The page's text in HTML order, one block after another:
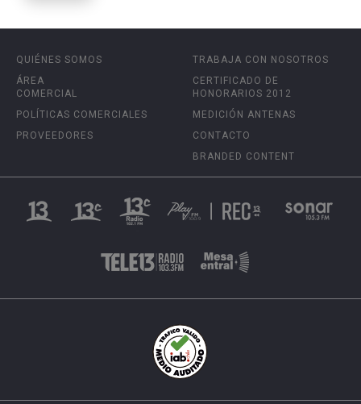
QUIÉNES SOMOS
ÁREA
COMERCIAL
POLÍTICAS COMERCIALES
PROVEEDORES
TRABAJA CON NOSOTROS
CERTIFICADO DE
HONORARIOS 2012
MEDICIÓN ANTENAS
CONTACTO
BRANDED CONTENT